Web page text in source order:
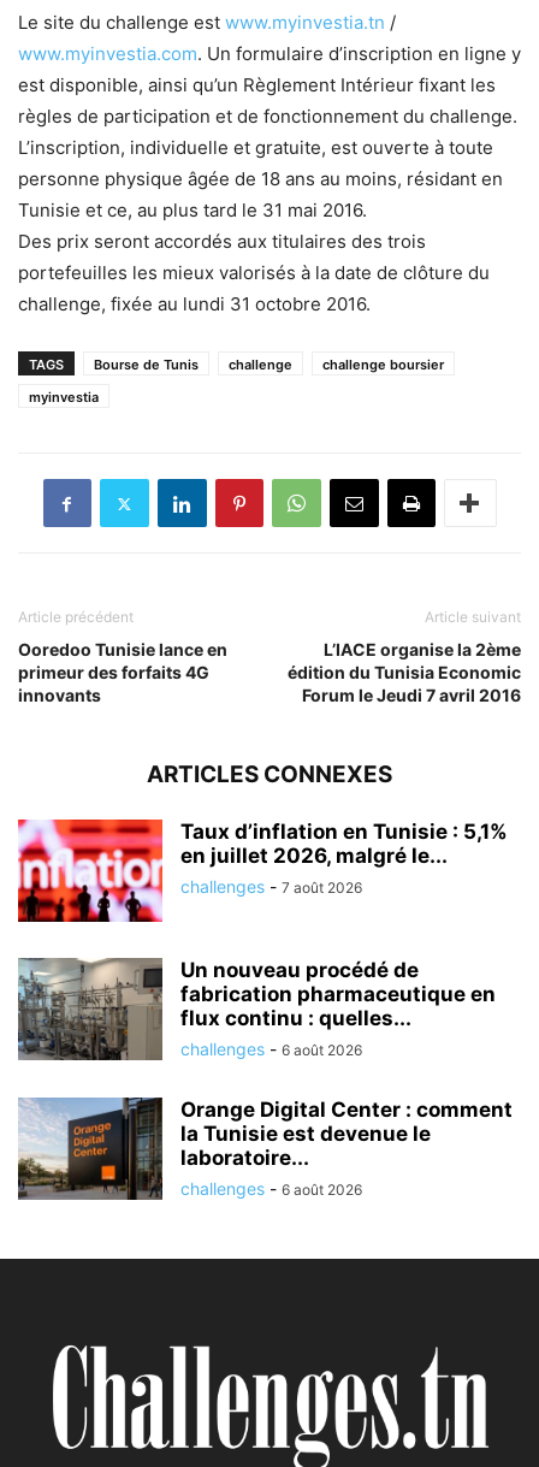
Le site du challenge est www.myinvestia.tn /
www.myinvestia.com. Un formulaire d’inscription en ligne y
est disponible, ainsi qu’un Règlement Intérieur fixant les
règles de participation et de fonctionnement du challenge.
L’inscription, individuelle et gratuite, est ouverte à toute
personne physique âgée de 18 ans au moins, résidant en
Tunisie et ce, au plus tard le 31 mai 2016.
Des prix seront accordés aux titulaires des trois
portefeuilles les mieux valorisés à la date de clôture du
challenge, fixée au lundi 31 octobre 2016.
TAGS Bourse de Tunis challenge
challenge boursier
myinvestia
Article précédent
Ooredoo Tunisie lance en
primeur des forfaits 4G
innovants
Article suivant
L’IACE organise la 2ème
édition du Tunisia Economic
Forum le Jeudi 7 avril 2016
ARTICLES CONNEXES
Taux d’inflation en Tunisie : 5,1%
en juillet 2026, malgré le...
challenges - 7 août 2026
Un nouveau procédé de
fabrication pharmaceutique en
flux continu : quelles...
challenges - 6 août 2026
Orange Digital Center : comment
la Tunisie est devenue le
laboratoire...
challenges - 6 août 2026